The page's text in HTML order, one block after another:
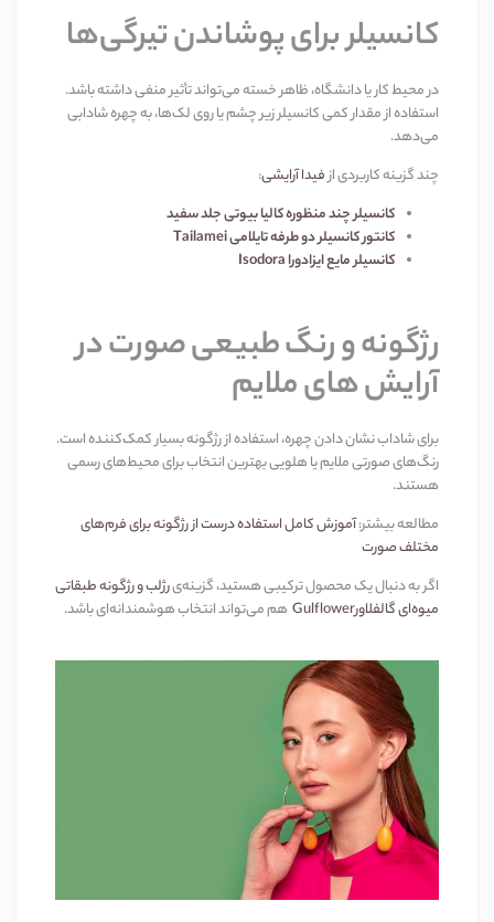
کانسیلر برای پوشاندن تیرگی‌ها
در محیط کار یا دانشگاه، ظاهر خسته می‌تواند تأثیر منفی داشته باشد.
استفاده از مقدار کمی کانسیلر زیر چشم یا روی لک‌ها، به چهره شادابی
می‌دهد.
چند گزینه کاربردی ازفیدا آرایشی:
کانسیلر چند منظوره کالیا بیوتی جلد سفید
کانتور کانسیلر دو طرفه تایلامی
کانسیلر مایع ایزادورا
رژگونه و رنگ طبیعی صورت در
آرایش های ملایم
برای شاداب نشان دادن چهره، استفاده از رژگونه بسیار کمک‌کننده است.
رنگ‌های صورتی ملایم یا هلویی بهترین انتخاب برای محیط‌های رسمی
هستند.
مطالعه بیشتر:آموزش کامل استفاده درست از رژگونه برای فرم‌های
مختلف صورت
اگر به دنبال یک محصول ترکیبی هستید، گزینه‌یرژلب و رژگونه طبقاتی
میوه‌ای گالفلاورGulflower هم می‌تواند انتخاب هوشمندانه‌ای باشد.